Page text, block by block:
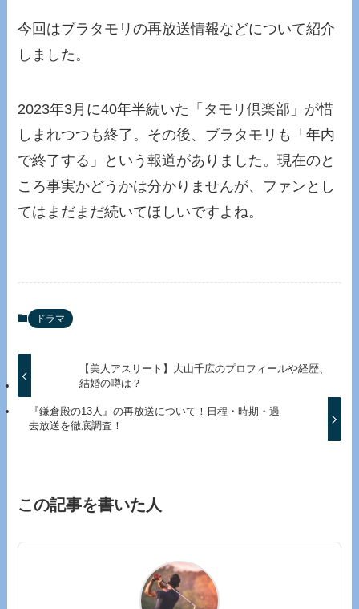
今回はブラタモリの再放送情報などについて紹介
しました。
2023年3月に40年半続いた「タモリ倶楽部」が惜
しまれつつも終了。その後、ブラタモリも「年内
で終了する」という報道がありました。現在のと
ころ事実かどうかは分かりませんが、ファンとし
てはまだまだ続いてほしいですよね。
ドラマ
【美人アスリート】大山千広のプロフィールや経歴、
結婚の噂は？
『鎌倉殿の13人』の再放送について！日程・時期・過
去放送を徹底調査！
この記事を書いた人